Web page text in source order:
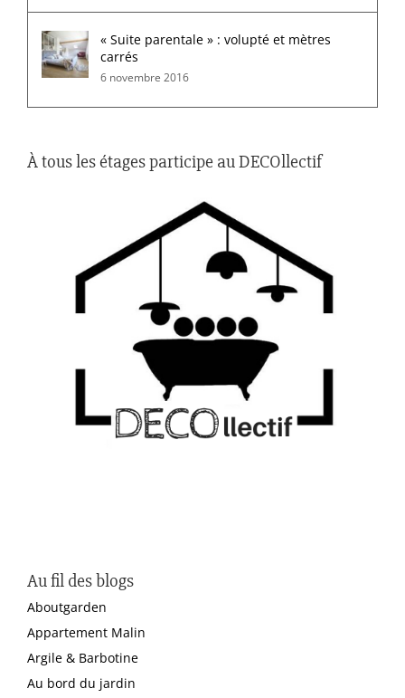
« Suite parentale » : volupté et mètres
carrés
6 novembre 2016
À tous les étages participe au DECOllectif
Au fil des blogs
Aboutgarden
Appartement Malin
Argile & Barbotine
Au bord du jardin